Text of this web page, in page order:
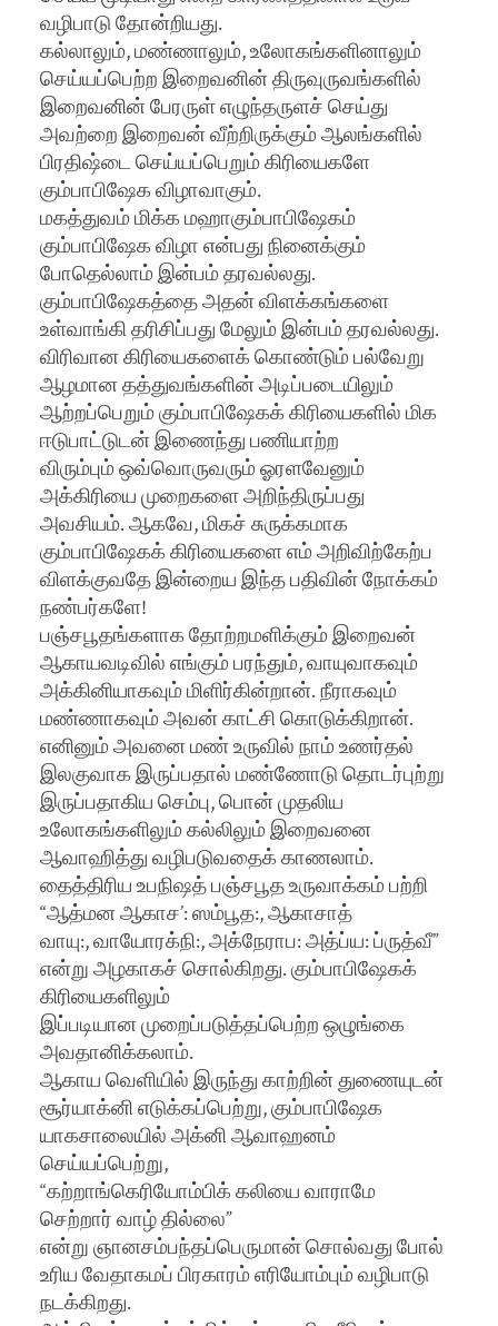
வழிபாடு தோன்றியது.
கல்லாலும், மண்ணாலும், உலோகங்களினாலும்
செய்யப்பெற்ற இறைவனின் திருவுருவங்களில்
இறைவனின் பேரருள் எழுந்தருளச் செய்து
அவற்றை இறைவன் வீற்றிருக்கும் ஆலங்களில்
பிரதிஷ்டை செய்யப்பெறும் கிரியைகளே
கும்பாபிஷேக விழாவாகும்.
மகத்துவம் மிக்க மஹாகும்பாபிஷேகம்
கும்பாபிஷேக விழா என்பது நினைக்கும்
போதெல்லாம் இன்பம் தரவல்லது.
கும்பாபிஷேகத்தை அதன் விளக்கங்களை
உள்வாங்கி தரிசிப்பது மேலும் இன்பம் தரவல்லது.
விரிவான கிரியைகளைக் கொண்டும் பல்வேறு
ஆழமான தத்துவங்களின் அடிப்படையிலும்
ஆற்றப்பெறும் கும்பாபிஷேகக் கிரியைகளில் மிக
ஈடுபாட்டுடன் இணைந்து பணியாற்ற
விரும்பும் ஒவ்வொருவரும் ஓரளவேனும்
அக்கிரியை முறைகளை அறிந்திருப்பது
அவசியம். ஆகவே, மிகச் சுருக்கமாக
கும்பாபிஷேகக் கிரியைகளை எம் அறிவிற்கேற்ப
விளக்குவதே இன்றைய இந்த பதிவின் நோக்கம்
நண்பர்களே!
பஞ்சபூதங்களாக தோற்றமளிக்கும் இறைவன்
ஆகாயவடிவில் எங்கும் பரந்தும், வாயுவாகவும்
அக்கினியாகவும் மிளிர்கின்றான். நீராகவும்
மண்ணாகவும் அவன் காட்சி கொடுக்கிறான்.
எனினும் அவனை மண் உருவில் நாம் உணர்தல்
இலகுவாக இருப்பதால் மண்ணோடு தொடர்புற்று
இருப்பதாகிய செம்பு, பொன் முதலிய
உலோகங்களிலும் கல்லிலும் இறைவனை
ஆவாஹித்து வழிபடுவதைக் காணலாம்.
தைத்திரிய உபநிஷத் பஞ்சபூத உருவாக்கம் பற்றி
“ஆத்மன ஆகாச’: ஸம்பூத:, ஆகாசாத்
வாயு:, வாயோரக்நி:, அக்நேராப: அத்ப்ய: ப்ருத்வீ”
என்று அழகாகச் சொல்கிறது. கும்பாபிஷேகக்
கிரியைகளிலும்
இப்படியான முறைப்படுத்தப்பெற்ற ஒழுங்கை
அவதானிக்கலாம்.
ஆகாய வெளியில் இருந்து காற்றின் துணையுடன்
சூர்யாக்னி எடுக்கப்பெற்று, கும்பாபிஷேக
யாகசாலையில் அக்னி ஆவாஹனம்
செய்யப்பெற்று,
“கற்றாங்கெரியோம்பிக் கலியை வாராமே
செற்றார் வாழ் தில்லை”
என்று ஞானசம்பந்தப்பெருமான் சொல்வது போல்
உரிய வேதாகமப் பிரகாரம் எரியோம்பும் வழிபாடு
நடக்கிறது.